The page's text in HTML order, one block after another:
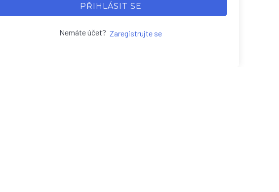
PŘIHLÁSIT SE
Nemáte účet? Zaregistrujte se